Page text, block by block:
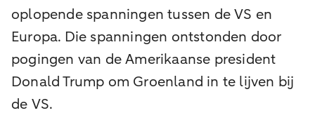
oplopende spanningen tussen de VS en
Europa. Die spanningen ontstonden door
pogingen van de Amerikaanse president
Donald Trump om Groenland in te lijven bij
de VS.